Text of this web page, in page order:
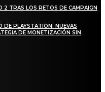
2 TRAS LOS RETOS DE CAMPAIGN
DE PLAYSTATION: NUEVAS
DE MONETIZACIÓN SIN